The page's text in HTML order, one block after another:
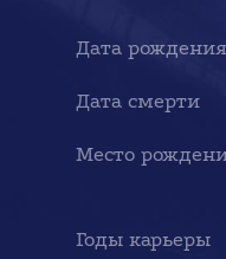
Дата рождения
Дата смерти
Место
Годы карьеры